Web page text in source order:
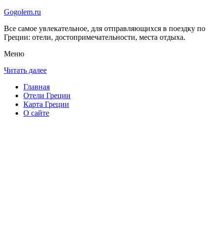
Gogolem.ru
Все самое увлекательное, для отправляющихся в поездку по
Греции: отели, достопримечательности, места отдыха.
Меню
Читать далее
Главная
Отели Греции
Карта Греции
О сайте